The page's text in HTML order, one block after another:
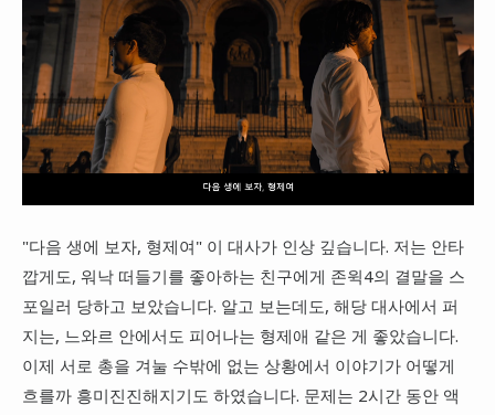
"다음 생에 보자, 형제여" 이 대사가 인상 깊습니다. 저는 안타
깝게도, 워낙 떠들기를 좋아하는 친구에게 존윅4의 결말을 스
포일러 당하고 보았습니다. 알고 보는데도, 해당 대사에서 퍼
지는, 느와르 안에서도 피어나는 형제애 같은 게 좋았습니다.
이제 서로 총을 겨눌 수밖에 없는 상황에서 이야기가 어떻게
흐를까 흥미진진해지기도 하였습니다. 문제는 2시간 동안 액